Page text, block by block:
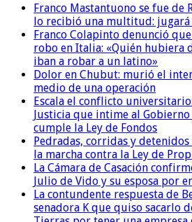
Franco Mastantuono se fue de
lo recibió una multitud: jugará
Franco Colapinto denunció
robo en Italia: «Quién hubiera
iban a robar a un latino»
Dolor en Chubut: murió el
medio de una operación
Escala el conflicto
Justicia que intime al
cumple la Ley de Fondos
Pedradas, corridas y
la marcha contra la Ley de
La Cámara de Casación
Julio de Vido y su esposa por
La contundente respuesta de
senadora K que quiso sacarlo